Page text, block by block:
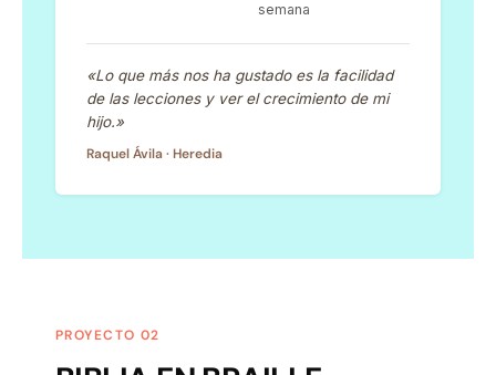
semana
«Lo que más nos ha gustado es la facilidad
de las lecciones y ver el crecimiento de mi
hijo.»
Raquel Ávila · Heredia
PROYECTO 02